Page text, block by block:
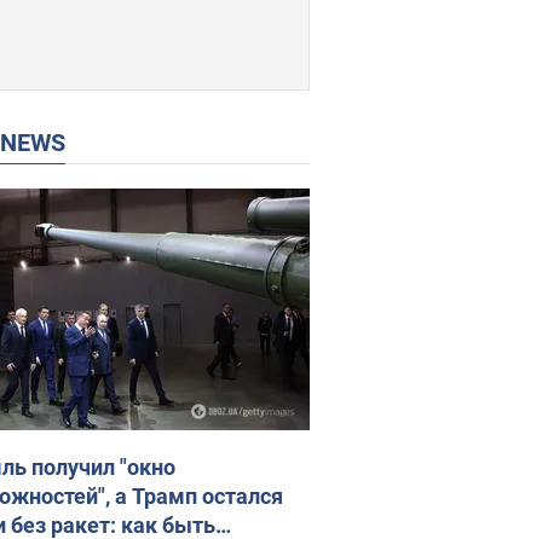
NEWS
получил "окно
а Трамп остался
без ракет: как быть